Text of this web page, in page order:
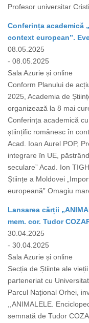
Profesor universitar
Conferința academică
context european”.
08.05.2025
- 08.05.2025
Sala Azurie și online
Conform Planului de
2025, Academia de
organizează la 8 mai
Conferința academică
științific românesc în
Acad. Ioan Aurel POP,
integrare în UE,
seculare” Acad. Ion
Științe a Moldovei
europeană” Omagiu
Lansarea cărții
mem. cor. Tudor
30.04.2025
- 30.04.2025
Sala Azurie și online
Secția de Științe ale
parteneriat cu
Parcul Național Orhei,
,,ANIMALELE.
semnată de Tudor